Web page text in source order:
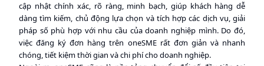
cập nhật chính xác, rõ ràng, minh bạch, giúp khách hàng dễ
dàng tìm kiếm, chủ động lựa chọn và tích hợp các dịch vụ, giải
pháp số phù hợp với nhu cầu của doanh nghiệp mình. Do đó,
việc đăng ký đơn hàng trên oneSME rất đơn giản và nhanh
chóng, tiết kiệm thời gian và chi phí cho doanh nghiệp.